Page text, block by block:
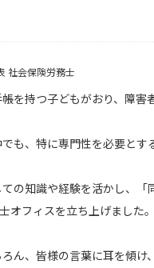
社会保険労務士
を持つ子どもがおり、障
も、特に専門性を必要とす
の知識や経験を活かし、
オフィスを立ち上げました。
ん、皆様の言葉に耳を傾